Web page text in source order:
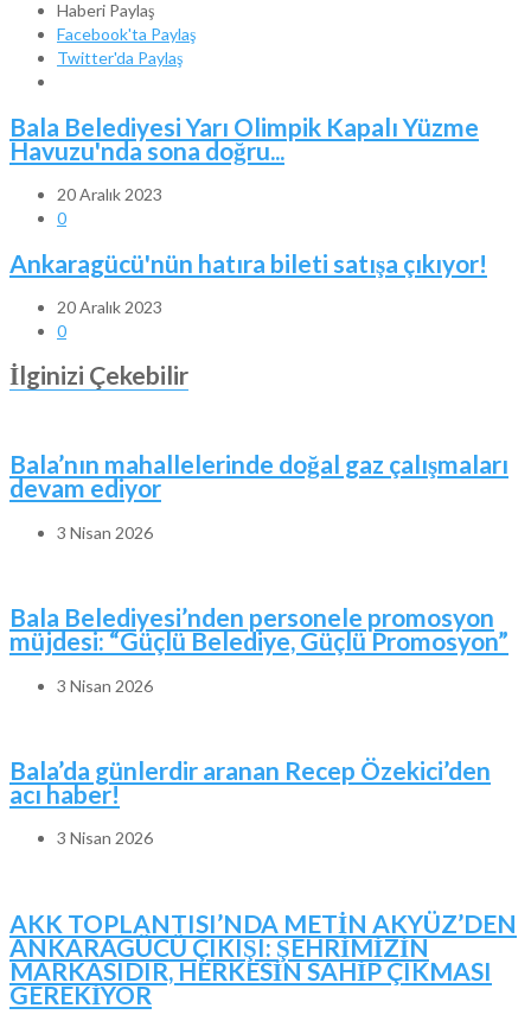
Haberi Paylaş
Facebook'ta Paylaş
Twitter'da Paylaş
Bala Belediyesi Yarı Olimpik Kapalı Yüzme
Havuzu'nda sona doğru...
20 Aralık 2023
0
Ankaragücü'nün hatıra bileti satışa çıkıyor!
20 Aralık 2023
0
İlginizi Çekebilir
Bala’nın mahallelerinde doğal gaz çalışmaları
devam ediyor
3 Nisan 2026
Bala Belediyesi’nden personele promosyon
müjdesi: “Güçlü Belediye, Güçlü Promosyon”
3 Nisan 2026
Bala’da günlerdir aranan Recep Özekici’den
acı haber!
3 Nisan 2026
AKK TOPLANTISI’NDA METİN AKYÜZ’DEN
ANKARAGÜCÜ ÇIKIŞI: ŞEHRİMİZİN
MARKASIDIR, HERKESİN SAHİP ÇIKMASI
GEREKİYOR